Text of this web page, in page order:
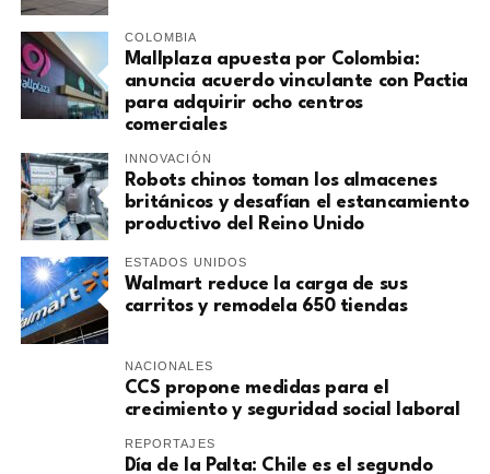
COLOMBIA
Mallplaza apuesta por Colombia:
anuncia acuerdo vinculante con Pactia
para adquirir ocho centros
comerciales
INNOVACIÓN
Robots chinos toman los almacenes
británicos y desafían el estancamiento
productivo del Reino Unido
ESTADOS UNIDOS
Walmart reduce la carga de sus
carritos y remodela 650 tiendas
NACIONALES
CCS propone medidas para el
crecimiento y seguridad social laboral
REPORTAJES
Día de la Palta: Chile es el segundo